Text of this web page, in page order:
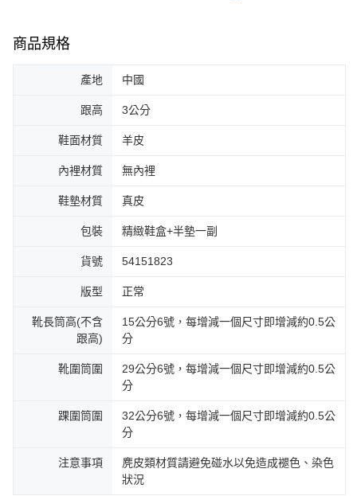
商品規格
產地 中國
跟高 3公分
鞋面材質 羊皮
內裡材質 無內裡
鞋墊材質 真皮
包裝 精緻鞋盒+半墊一副
貨號 54151823
版型 正常
靴長筒高(不含
跟高)
15公分6號，每增減一個尺寸即增減約0.5公
分
靴圍筒圍
29公分6號，每增減一個尺寸即增減約0.5公
分
踝圍筒圍
32公分6號，每增減一個尺寸即增減約0.5公
分
注意事項
麂皮類材質請避免碰水以免造成褪色、染色
狀況